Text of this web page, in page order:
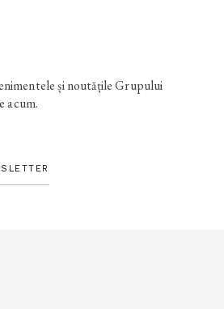
și noutățile Grupului
acum.